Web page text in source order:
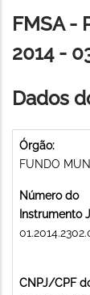
de
FMSA -
2014 -
Dados
Órgão:
FUNDO
Número do
Instrumento
CNPJ/CPF